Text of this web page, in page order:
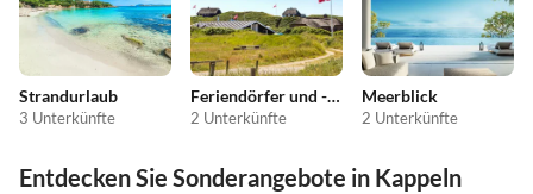
Strandurlaub
3 Unterkünfte
Feriendörfer und -anlagen
2 Unterkünfte
Meerblick
2 Unterkünfte
Entdecken Sie Sonderangebote in Kappeln